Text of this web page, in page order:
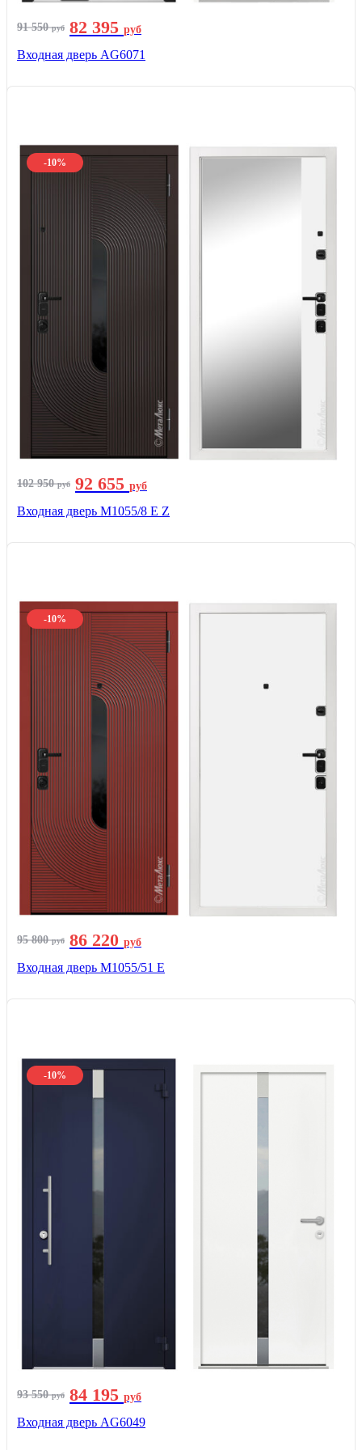
91 550руб 82 395 руб
Входная дверь AG6071
-10%
102 950руб 92 655 руб
Входная дверь М1055/8 Е Z
-10%
95 800руб 86 220 руб
Входная дверь М1055/51 Е
-10%
93 550руб 84 195 руб
Входная дверь AG6049